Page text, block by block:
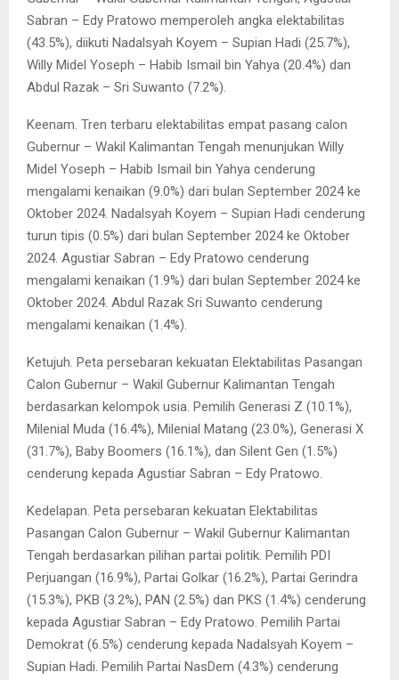
Sabran – Edy Pratowo memperoleh angka elektabilitas
(43.5%), diikuti Nadalsyah Koyem – Supian Hadi (25.7%),
Willy Midel Yoseph – Habib Ismail bin Yahya (20.4%) dan
Abdul Razak – Sri Suwanto (7.2%).
Keenam. Tren terbaru elektabilitas empat pasang calon
Gubernur – Wakil Kalimantan Tengah menunjukan Willy
Midel Yoseph – Habib Ismail bin Yahya cenderung
mengalami kenaikan (9.0%) dari bulan September 2024 ke
Oktober 2024. Nadalsyah Koyem – Supian Hadi cenderung
turun tipis (0.5%) dari bulan September 2024 ke Oktober
2024. Agustiar Sabran – Edy Pratowo cenderung
mengalami kenaikan (1.9%) dari bulan September 2024 ke
Oktober 2024. Abdul Razak Sri Suwanto cenderung
mengalami kenaikan (1.4%).
Ketujuh. Peta persebaran kekuatan Elektabilitas Pasangan
Calon Gubernur – Wakil Gubernur Kalimantan Tengah
berdasarkan kelompok usia. Pemilih Generasi Z (10.1%),
Milenial Muda (16.4%), Milenial Matang (23.0%), Generasi X
(31.7%), Baby Boomers (16.1%), dan Silent Gen (1.5%)
cenderung kepada Agustiar Sabran – Edy Pratowo.
Kedelapan. Peta persebaran kekuatan Elektabilitas
Pasangan Calon Gubernur – Wakil Gubernur Kalimantan
Tengah berdasarkan pilihan partai politik. Pemilih PDI
Perjuangan (16.9%), Partai Golkar (16.2%), Partai Gerindra
(15.3%), PKB (3.2%), PAN (2.5%) dan PKS (1.4%) cenderung
kepada Agustiar Sabran – Edy Pratowo. Pemilih Partai
Demokrat (6.5%) cenderung kepada Nadalsyah Koyem –
Supian Hadi. Pemilih Partai NasDem (4.3%) cenderung